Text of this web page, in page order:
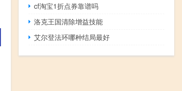
cf淘宝1折点券靠谱吗
洛克王国清除增益技能
艾尔登法环哪种结局最好